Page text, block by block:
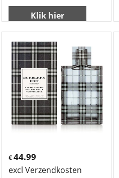
Klik hier
€ 44.99
excl Verzendkosten